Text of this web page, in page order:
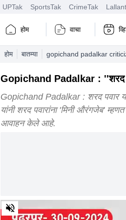
UPTak SportsTak CrimeTak
होम वाचा
होम बातम्या gopichand padalkar
Gopichand Padalkar : ''शरद
Gopichand Padalkar : शरद पवार
यांनी शरद पवारांना 'मिनी औरंगजेब'
आवाहन केले आहे.
0
of